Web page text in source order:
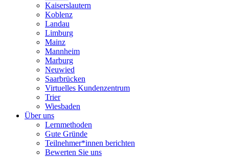
Kaiserslautern
Koblenz
Landau
Limburg
Mainz
Mannheim
Marburg
Neuwied
Saarbrücken
Virtuelles Kundenzentrum
Trier
Wiesbaden
Über uns
Lernmethoden
Gute Gründe
Teilnehmer*innen berichten
Bewerten Sie uns